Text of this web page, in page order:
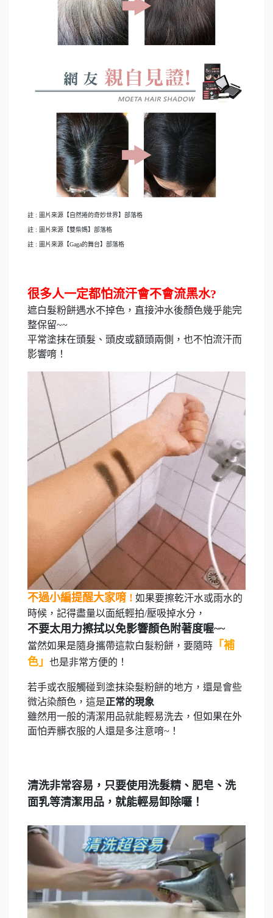
註 : 圖片來源【自然捲的奇妙世界】部落格
註 : 圖片來源【雙柴媽】部落格
註 : 圖片來源【Gaga的舞台】部落格
很多人一定都怕流汗會不會流黑水?
遮白髮粉餅遇水不掉色，直接沖水後顏色幾乎能完
整保留~~
平常塗抹在頭髮、頭皮或額頭兩側，也不怕流汗而
影響唷！
不過小編提醒大家唷 ! 如果要擦乾汗水或雨水的
時候，記得盡量以面紙輕拍/壓吸掉水分，
不要太用力擦拭以免影響顏色附著度喔~~
當然如果是隨身攜帶這款白髮粉餅，要隨時 「補
色」 也是非常方便的！
若手或衣服觸碰到塗抹染髮粉餅的地方，還是會些
微沾染顏色，這是正常的現象
雖然用一般的清潔用品就能輕易洗去，但如果在外
面怕弄髒衣服的人還是多注意唷~！
清洗非常容易，只要使用洗髮精、肥皂、洗
面乳等清潔用品，就能輕易卸除囉！